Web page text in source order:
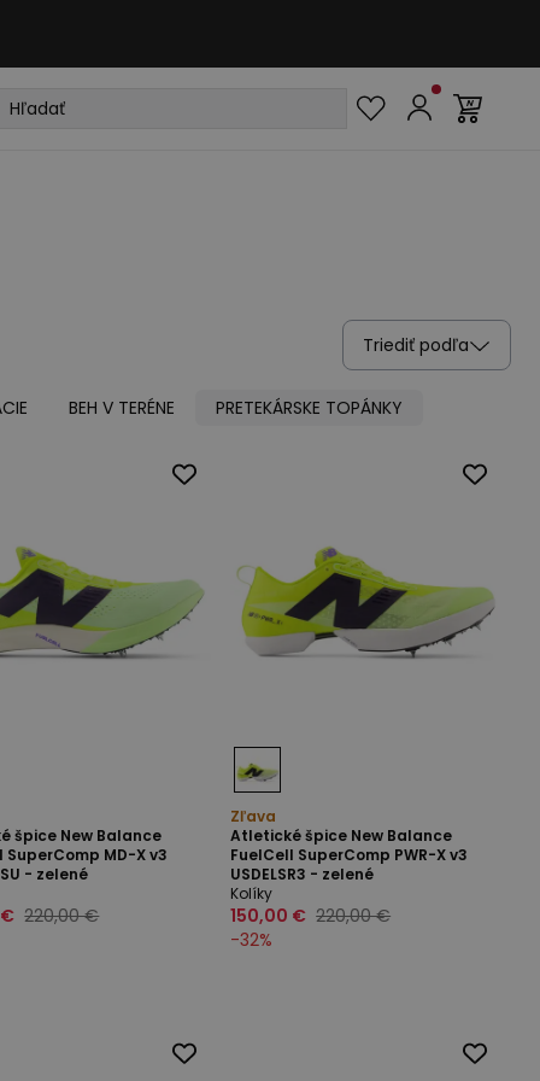
Triediť podľa
BEH V TERÉNE PRETEKÁRSKE TOPÁNKY
špice New Balance
SuperComp MD-X v3
- zelené
220,00 €
Zľava
Atletické špice New Balance
FuelCell SuperComp PWR-X v3
USDELSR3 - zelené
Kolíky
150,00 € 220,00 €
-32%